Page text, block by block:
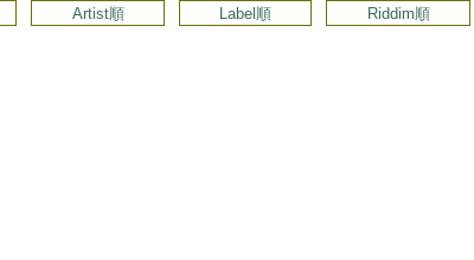
Artist順 Label順 Riddim順